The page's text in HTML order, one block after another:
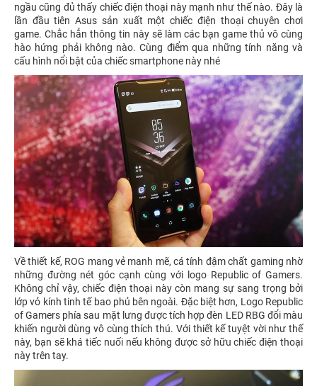
ngầu cũng đủ thấy chiếc điện thoại này mạnh như thế nào. Đây là
lần đầu tiên Asus sản xuất một chiếc điện thoại chuyên chơi
game. Chắc hẳn thông tin này sẽ làm các bạn game thủ vô cùng
hào hứng phải không nào. Cùng điểm qua những tính năng và
cấu hình nổi bật của chiếc smartphone này nhé
Về thiết kế, ROG mang vẻ manh mẽ, cá tính đậm chất gaming nhờ
những đường nét góc cạnh cùng với logo Republic of Gamers.
Không chỉ vậy, chiếc điện thoại này còn mang sự sang trọng bởi
lớp vỏ kính tinh tế bao phủ bên ngoài. Đặc biệt hơn, Logo Republic
of Gamers phía sau mặt lưng được tích hợp đèn LED RBG đổi màu
khiến người dùng vô cùng thích thú. Với thiết kế tuyệt vời như thế
này, bạn sẽ khá tiếc nuối nếu không được sở hữu chiếc điện thoại
này trên tay.